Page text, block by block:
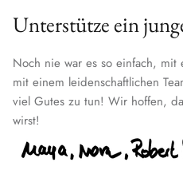
Unterstütze ein
Noch nie war es so einfach, mit
mit einem leidenschaftlichen
viel Gutes zu tun! Wir hoffen,
wirst!